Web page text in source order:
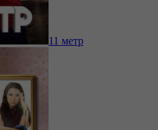
11 метр